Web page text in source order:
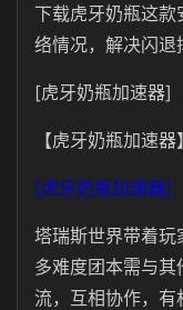
下载虎牙奶瓶这
络情况，解决闪退
[虎牙奶瓶加速器]
【虎牙奶瓶加速
[虎牙奶瓶加速器]
塔瑞斯世界带着玩
多难度团本需与
流，互相协作，有